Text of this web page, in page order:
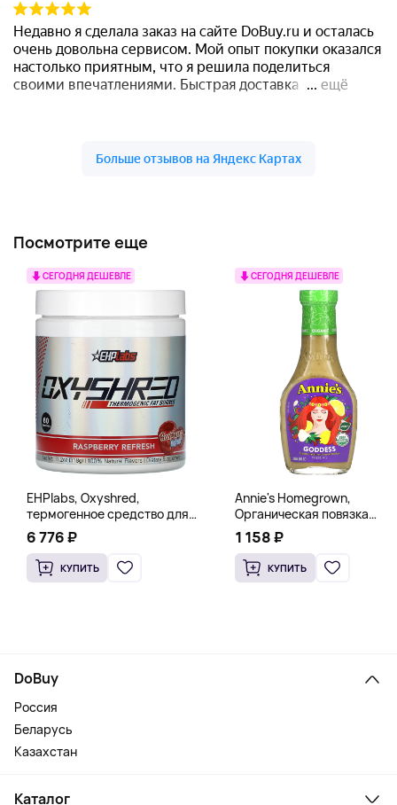
Посмотрите еще
СЕГОДНЯ ДЕШЕВЛЕ
EHPlabs, Oxyshred,
термогенное средство для
сжигания жира, малиновое
освежение, 318 г (11,2 унции)
6 776 ₽
КУПИТЬ
СЕГОДНЯ ДЕШЕВЛЕ
Annie's Homegrown,
Органическая повязка
«Богиня», 236 мл (8 жидк.
унц.)
1 158 ₽
КУПИТЬ
DoBuy
Россия
Беларусь
Казахстан
Каталог